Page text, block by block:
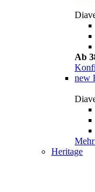
Ab
new
Heritage